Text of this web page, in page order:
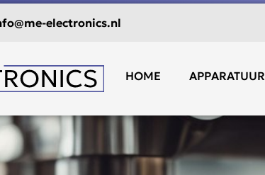
electronics.nl
HOME APPARATUUR